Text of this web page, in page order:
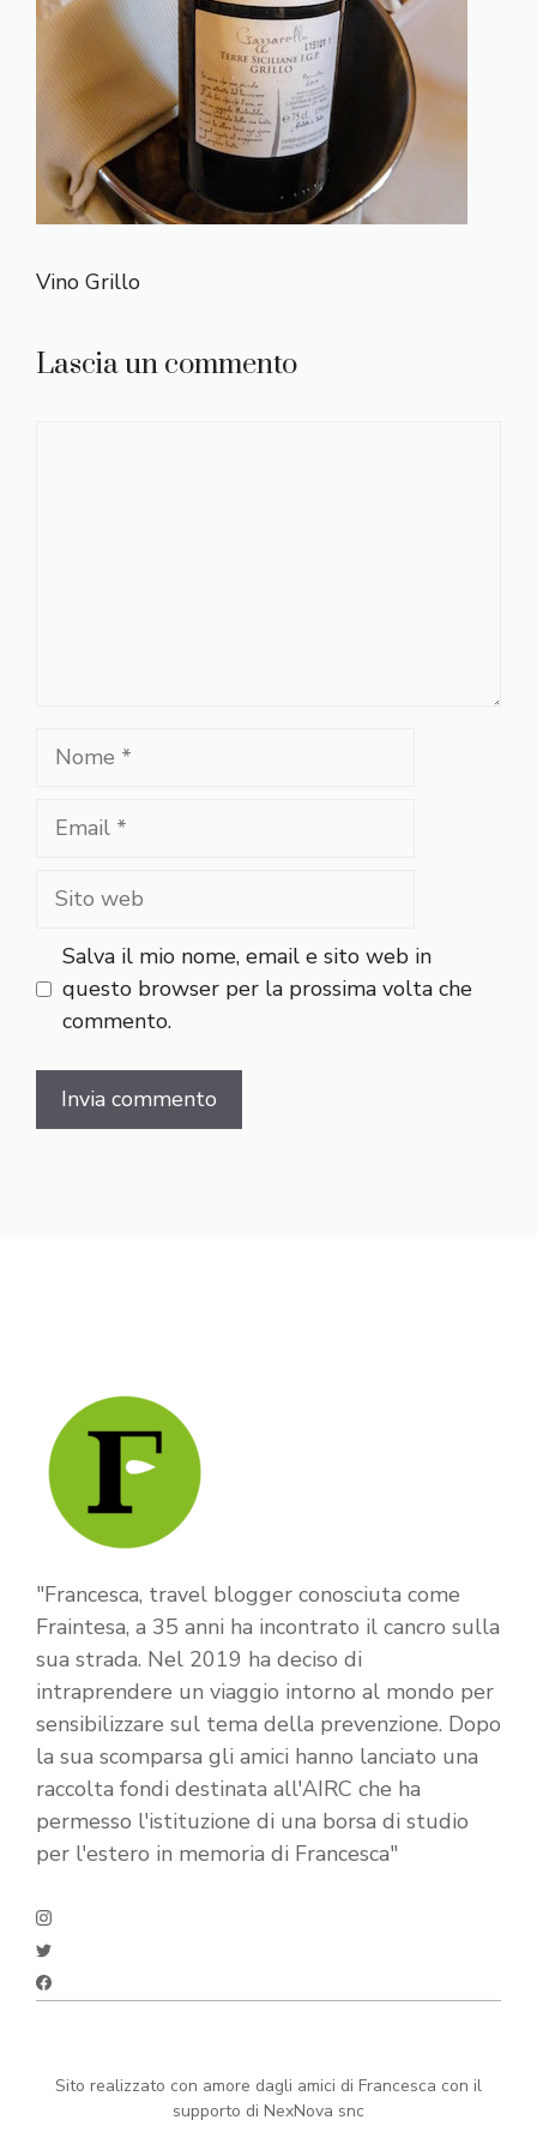
Vino Grillo
Lascia un commento
Nome
Email
Sito
Salva il mio nome, email e sito web in
questo browser per la prossima volta che
commento.
"Francesca, travel blogger conosciuta come
Fraintesa, a 35 anni ha incontrato il cancro sulla
sua strada. Nel 2019 ha deciso di
intraprendere un viaggio intorno al mondo per
sensibilizzare sul tema della prevenzione. Dopo
la sua scomparsa gli amici hanno lanciato una
raccolta fondi destinata all'AIRC che ha
permesso l'istituzione di una borsa di studio
per l'estero in memoria di Francesca"
Sito realizzato con amore dagli amici di Francesca con il
supporto di NexNova snc